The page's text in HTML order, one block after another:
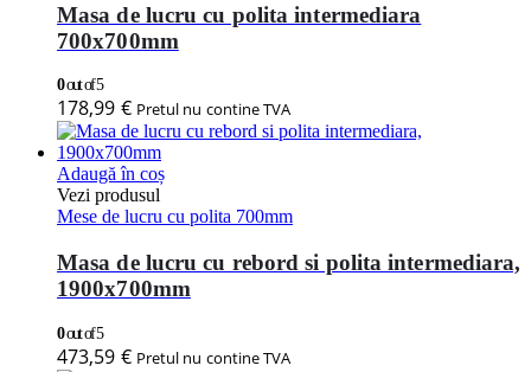
Masa de lucru cu polita intermediara
700x700mm
0out of 5
178,99 € Pretul nu contine TVA
Adaugă în coș
Vezi produsul
Mese de lucru cu polita 700mm
Masa de lucru cu rebord si polita intermediara,
1900x700mm
0out of 5
473,59 € Pretul nu contine TVA